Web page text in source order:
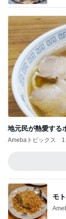
地元民が熱愛する
Amebaトピックス
モ